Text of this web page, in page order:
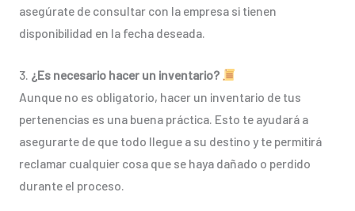
asegúrate de consultar con la empresa si tienen
disponibilidad en la fecha deseada.
3. ¿Es necesario hacer un inventario?
Aunque no es obligatorio, hacer un inventario de tus
pertenencias es una buena práctica. Esto te ayudará a
asegurarte de que todo llegue a su destino y te permitirá
reclamar cualquier cosa que se haya dañado o perdido
durante el proceso.